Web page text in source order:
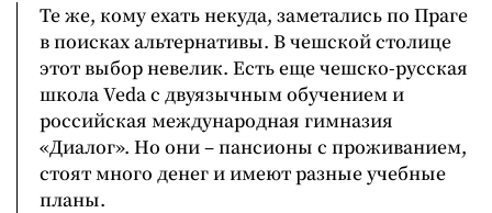
Те же, кому ехать некуда, заметались по Праге
в поисках альтернативы. В чешской столице
этот выбор невелик. Есть еще чешско-русская
школа Veda с двуязычным обучением и
российская международная гимназия
«Диалог». Но они – пансионы с проживанием,
стоят много денег и имеют разные учебные
планы.